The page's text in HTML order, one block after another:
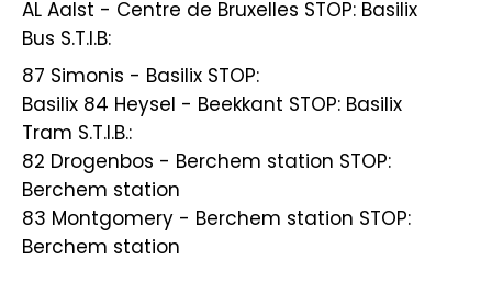
AL Aalst - Centre de Bruxelles STOP: Basilix
Bus S.T.I.B:
87 Simonis - Basilix STOP:
Basilix 84 Heysel - Beekkant STOP: Basilix
Tram S.T.I.B.:
82 Drogenbos - Berchem station STOP:
Berchem station
83 Montgomery - Berchem station STOP:
Berchem station